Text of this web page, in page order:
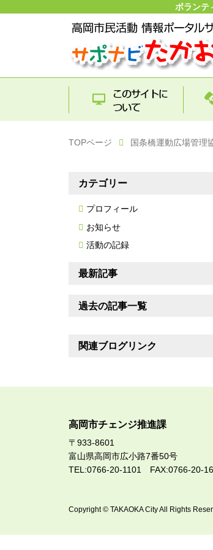
ボランテ
TOPページ 国条橋運動広場管理
カテゴリー
プロフィール
お知らせ
活動の記録
最新記事
過去の記事一覧
関連ブログリンク
高岡市チェンジ推進課
〒933-8601
富山県高岡市広小路7番50号
TEL:0766-20-1101 FAX:0766-20-
Copyright © TAKAOKA City All Rights